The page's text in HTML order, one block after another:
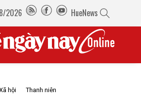
2026 HueNews
hội Thanh niên